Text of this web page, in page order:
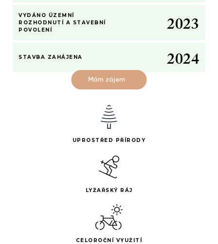
2023
VYDÁNO ÚZEMNÍ
ROZHODNUTÍ A STAVEBNÍ
POVOLENÍ
–
0
20
–
0
2
1
2
4
STAVBA ZAHÁJENA
Mám zájem
UPROSTŘED PŘÍRODY
LYŽAŘSKÝ RÁJ
CELOROČNÍ VYUŽITÍ